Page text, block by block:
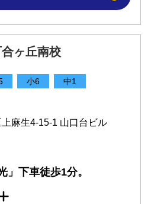
ヶ丘南校
小6 中1
麻生4-15-1 山口台ビル
」下車徒歩1分。